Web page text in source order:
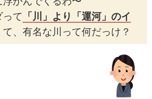
って 「川」より「運河」のイ
、有名な川って何だっけ？